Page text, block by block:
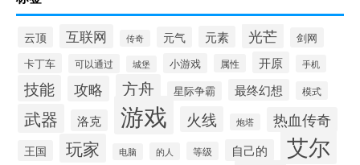
云顶 互联网 传奇 元气 元素 光芒
剑网
卡丁车
可以通过 城堡 小游戏 属性 开原 手机
技能 攻略 方舟 星际争霸 最终幻想 模式
武器 洛克 游戏 火线 炮塔 热血传奇
王国 玩家 电脑 的人 等级 自己的 艾尔